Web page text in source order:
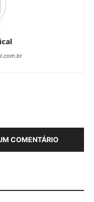
COMENTÁRIO